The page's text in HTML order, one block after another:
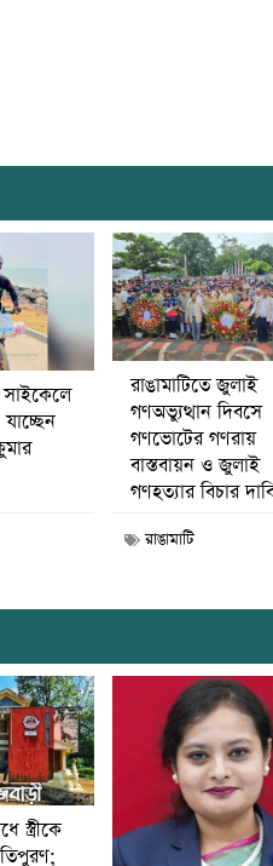
সাইকেলে
রাঙামাটিতে জুলাই
গণঅভ্যুত্থান দিবসে
গণভোটের গণরায়
বাস্তবায়ন ও জুলাই
গণহত্যার বিচার
রাঙামাটি
স্ত্রীকে